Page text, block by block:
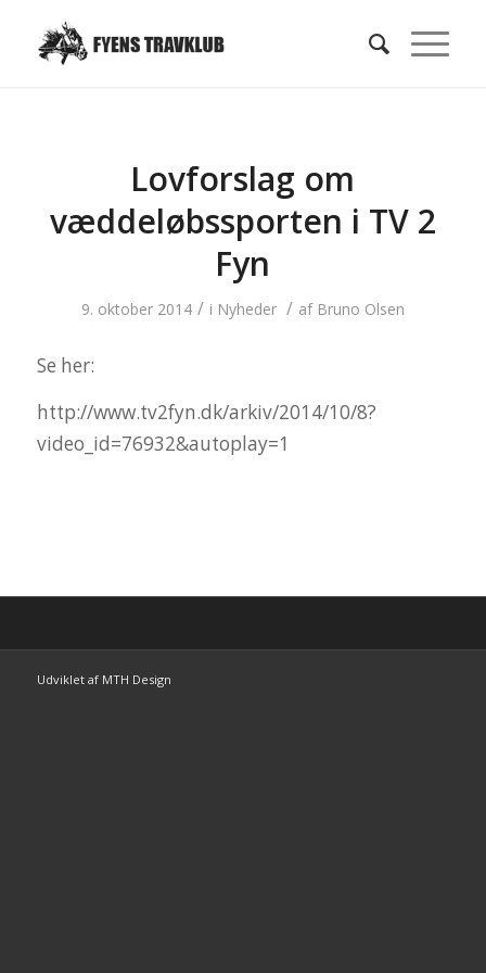
Lovforslag om
væddeløbssporten i TV 2
Fyn
9. oktober 2014 / i Nyheder / af Bruno Olsen
Se her:
http://www.tv2fyn.dk/arkiv/2014/10/8?
video_id=76932&autoplay=1
Udviklet af MTH Design